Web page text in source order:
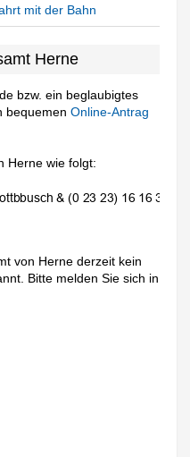
mit der Bahn
Herne
bzw. ein beglaubigtes
bequemenOnline-Antrag
Herne wie folgt:
von Herne derzeit kein
Bitte melden Sie sich in